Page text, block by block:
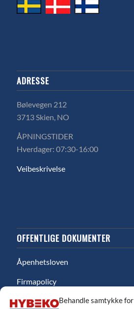
Behandle samtykke for
ADRESSE
Bølevegen 212
3713 Skien, NO
ÅPNINGSTIDER
Hverdager: 07:30-16:00
Veibeskrivelse
OFFENTLIGE DOKUMENTER
Åpenhetsloven
Firmapolicy
Miljø